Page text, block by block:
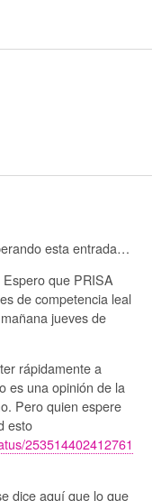
esta entrada…
que PRISA
de competencia leal
jueves de
rápidamente a
es una opinión de la
Pero quien espere
esto
253514402412761
dice aquí que lo que